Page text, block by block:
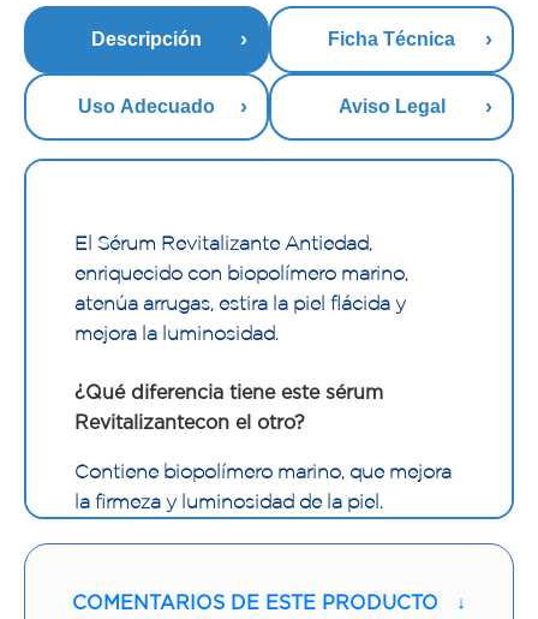
Descripción Ficha Técnica
Uso Adecuado Aviso Legal
El Sérum Revitalizante Antiedad,
enriquecido con biopolímero marino,
atenúa arrugas, estira la piel flácida y
mejora la luminosidad.
¿Qué diferencia tiene este sérum
Revitalizantecon el otro?
Contiene biopolímero marino, que mejora
la firmeza y luminosidad de la piel.
Sí, puede aplicarse todos los días
COMENTARIOS DE ESTE PRODUCTO ↓